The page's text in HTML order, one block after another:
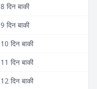
8 दिन बाकी
9 दिन बाकी
10 दिन बाकी
11 दिन बाकी
12 दिन बाकी